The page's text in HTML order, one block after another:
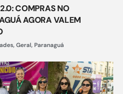
COMPRAS NO
AGORA VALEM
, Geral, Paranaguá